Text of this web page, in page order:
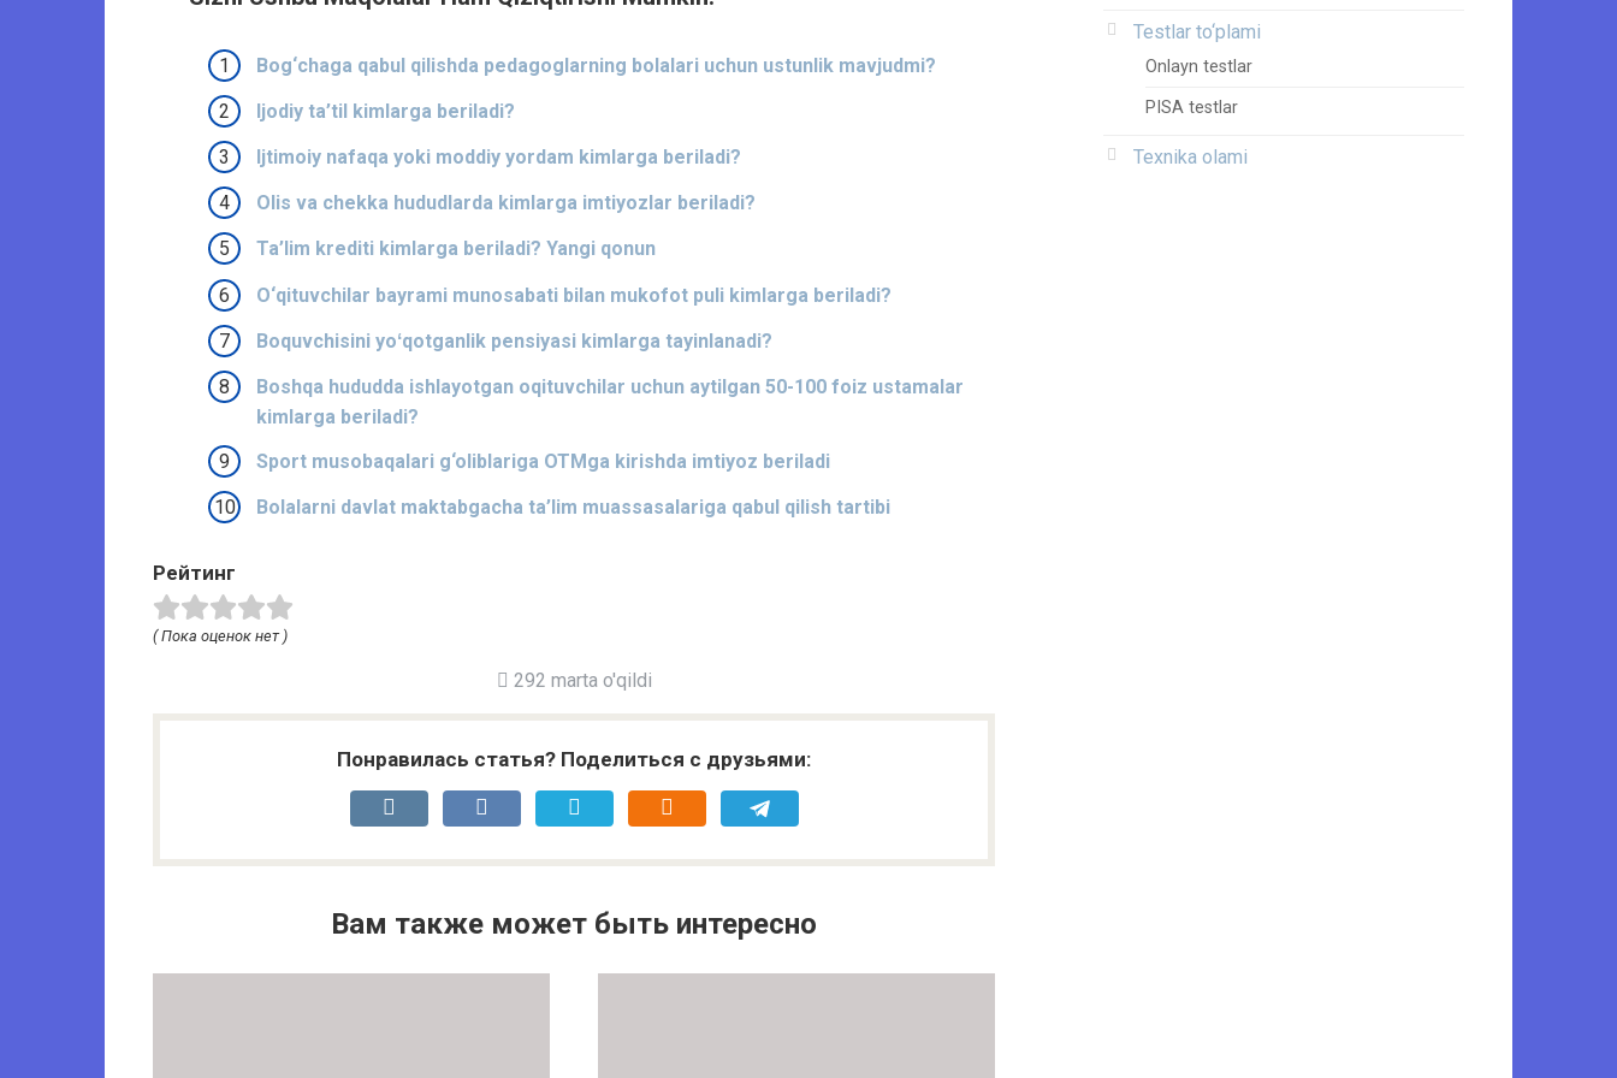
Bog‘chaga qabul qilishda pedagoglarning bolalari uchun ustunlik mavjudmi?
Ijodiy ta’til kimlarga beriladi?
Ijtimoiy nafaqa yoki moddiy yordam kimlarga beriladi?
Olis va chekka hududlarda kimlarga imtiyozlar beriladi?
Ta’lim krediti kimlarga beriladi? Yangi qonun
O‘qituvchilar bayrami munosabati bilan mukofot puli kimlarga beriladi?
Boquvchisini yoʻqotganlik pensiyasi kimlarga tayinlanadi?
Boshqa hududda ishlayotgan oqituvchilar uchun aytilgan 50-100 foiz ustamalar
kimlarga beriladi?
Sport musobaqalari g‘oliblariga OTMga kirishda imtiyoz beriladi
Bolalarni davlat maktabgacha ta’lim muassasalariga qabul qilish tartibi
Рейтинг
( Пока оценок нет )
292 marta o'qildi
Понравилась статья? Поделиться с друзьями:
Вам также может быть интересно
Testlar to‘plami
Onlayn testlar
PISA testlar
Texnika olami